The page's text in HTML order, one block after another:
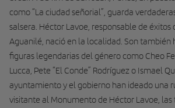
como “La ciudad señorial”, guarda
sal­sera. Héctor Lavoe, responsable de
Aguanilé, nació en la localidad. Son también
figuras legendarias del género como Cheo
Lucca, Pete “El Conde” Rodríguez o Ismael
ayuntamiento y el gobierno han ideado una
visi­tante al Monumento de Héctor Lavoe,